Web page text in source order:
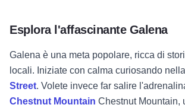
Esplora l'affascinante Galena
Galena è una meta popolare, ricca di
locali. Iniziate con calma curiosando nella
Street. Volete invece far salire
Chestnut Mountain Chestnut Mountain,